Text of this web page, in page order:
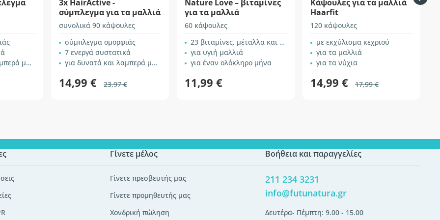
μαλλιά
3x HairActive -
σύμπλεγμα για τα μαλλιά
συνολικά 90 κάψουλες
σύμπλεγμα ομορφιάς
7 ενεργά συστατικά
για δυνατά και λαμπερά μαλλιά
14,99 € 23,97 €
Nature Love – βιταμίνες
για τα μαλλιά
60 κάψουλες
23 βιταμίνες, μέταλλα και φυτικά εκχυλίσματα
για υγιή μαλλιά
για έναν ολόκληρο μήνα
11,99 €
Κάψουλες για τα μαλλιά
Haarfit
120 κάψουλες
με εκχύλισμα κεχριού
για τα μαλλιά
για τα νύχια
14,99 € 17,99 €
Γίνετε μέλος
Γίνετε πρεσβευτής μας
Γίνετε προμηθευτής μας
Χονδρική πώληση
Βοήθεια και παραγγελίες
211 234 3231
info@futunatura.gr
Δευτέρα- Πέμπτη: 9.00 - 15.00